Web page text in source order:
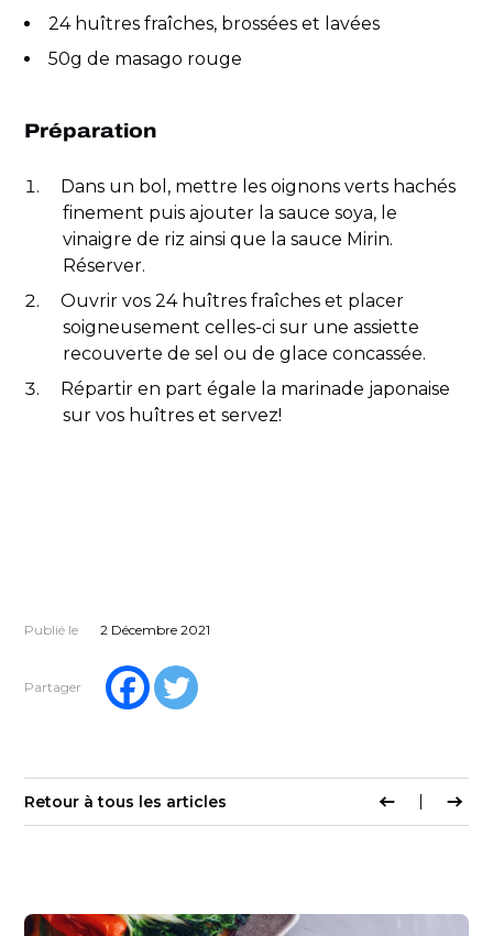
24 huîtres fraîches, brossées et lavées
50g de masago rouge
Préparation
Dans un bol, mettre les oignons verts hachés
finement puis ajouter la sauce soya, le
vinaigre de riz ainsi que la sauce Mirin.
Réserver.
Ouvrir vos 24 huîtres fraîches et placer
soigneusement celles-ci sur une assiette
recouverte de sel ou de glace concassée.
Répartir en part égale la marinade japonaise
sur vos huîtres et servez!
Publié le 2 Décembre 2021
Partager
Retour à tous les articles